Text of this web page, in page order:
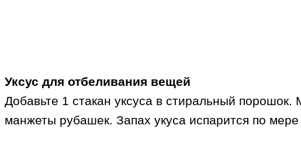
Уксус для отбеливания вещей
Добавьте 1 стакан уксуса в стиральный
манжеты рубашек. Запах укуса испарится по